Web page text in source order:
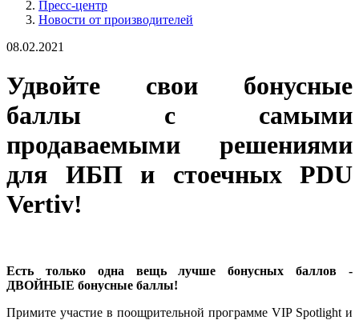
Пресс-центр
Новости от производителей
08.02.2021
Удвойте свои бонусные
баллы с самыми
продаваемыми решениями
для ИБП и стоечных PDU
Vertiv!
Есть только одна вещь лучше бонусных баллов -
ДВОЙНЫЕ бонусные баллы!
Примите участие в поощрительной программе VIP Spotlight и